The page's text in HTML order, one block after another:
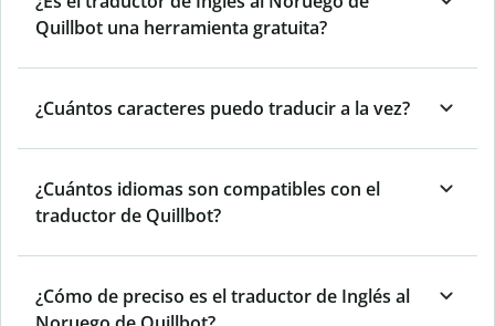
Quillbot una herramienta gratuita?
¿Cuántos caracteres puedo traducir a la vez?
¿Cuántos idiomas son compatibles con el
traductor de Quillbot?
¿Cómo de preciso es el traductor de Inglés al